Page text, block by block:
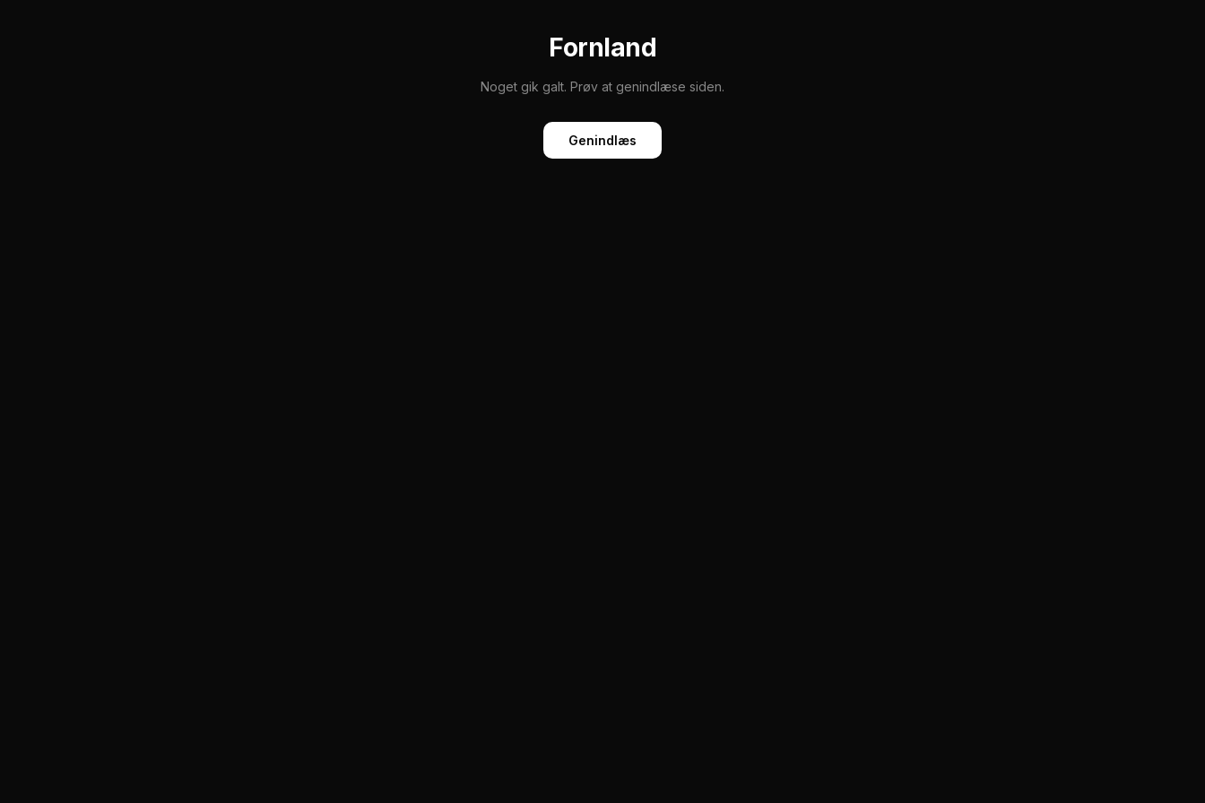
Fornland
Noget gik galt. Prøv at genindlæse siden.
Genindlæs